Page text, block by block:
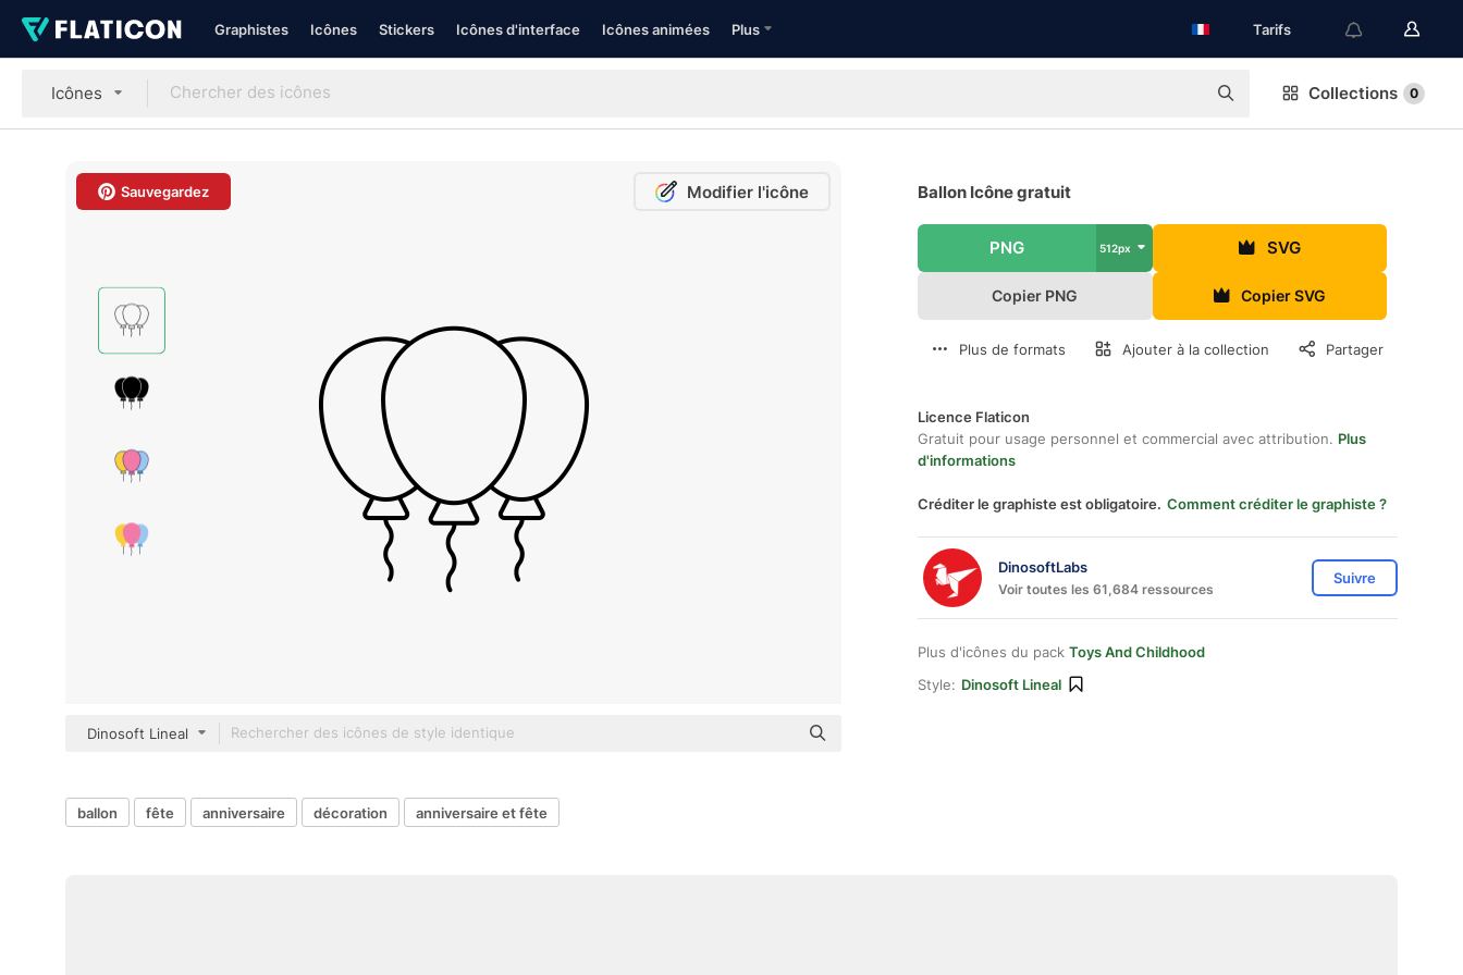
Graphistes Icônes Stickers Icônes d'interface Icônes animées Plus Tarifs
Icônes Collections 0
Sauvegardez Modifier l'icône
Dinosoft Lineal
Ballon Icône gratuit
PNG 512px SVG
Copier PNG Copier SVG
Plus de formats Ajouter à la collection Partager
Licence Flaticon
Gratuit pour usage personnel et commercial avec attribution. Plus
d'informations
Créditer le graphiste est obligatoire. Comment créditer le graphiste ?
DinosoftLabs
Voir toutes les 61,684 ressources
Suivre
Plus d'icônes du pack Toys And Childhood
Style: Dinosoft Lineal
ballon fête anniversaire décoration anniversaire et fête